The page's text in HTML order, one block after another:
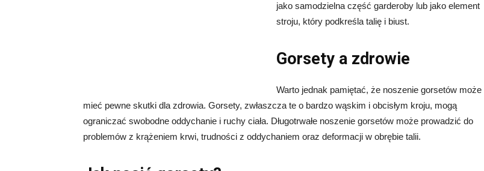
jako samodzielna część garderoby lub jako element
stroju, który podkreśla talię i biust.
Gorsety a zdrowie
Warto jednak pamiętać, że noszenie gorsetów może
mieć pewne skutki dla zdrowia. Gorsety, zwłaszcza te o bardzo wąskim i obcisłym kroju, mogą
ograniczać swobodne oddychanie i ruchy ciała. Długotrwałe noszenie gorsetów może prowadzić do
problemów z krążeniem krwi, trudności z oddychaniem oraz deformacji w obrębie talii.